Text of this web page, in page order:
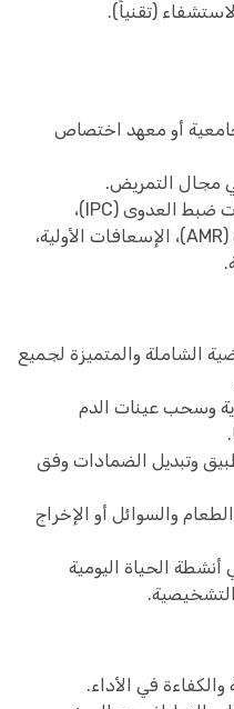
(تقنياً).
أو معهد اختصاص
مجال التمريض.
إجراءات ضبط العدوى (IPC)،
الاستخدام الرشيد للصادات (AMR)، الإسعافات الأولية،
الشاملة والمتميزة لجميع
وسحب عينات الدم
وتبديل الضمادات وفق
والسوائل أو الإخراج
الحياة اليومية
في الأداء.